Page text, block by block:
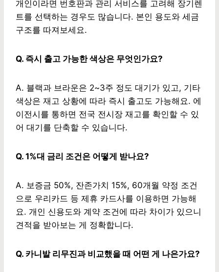
개인이라면 번호판과 관리 서비스를 고려해 장기렌
트를 선택하는 경우도 많습니다. 본인 용도와 세금
구조를 따져보세요.
Q. 즉시 출고 가능한 색상은 무엇인가요?
A. 블랙과 브라운은 2~3주 정도 대기가 있고, 기타
색상은 재고 상황에 따라 즉시 출고도 가능해요. 에
이전시를 통하면 전국 전시장 재고를 확인할 수 있
어 대기를 단축할 수 있습니다.
Q. 1%대 금리 조건은 어떻게 받나요?
A. 보증금 50%, 잔존가치 15%, 60개월 약정 조건
으로 우리카드 등 제휴 카드사를 이용하면 가능해
요. 개인 신용도와 계약 조건에 따라 차이가 있으니
견적을 받아보는 게 정확합니다.
Q. 카니발 리무진과 비교했을 때 어떤 게 나은가요?